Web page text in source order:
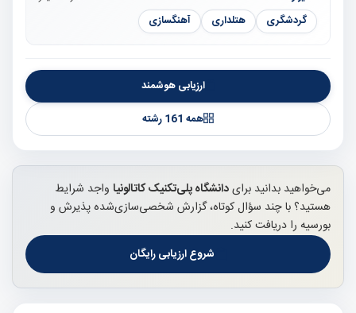
گردشگری هتلداری آهنگسازی
ارزیابی هوشمند
همه 161 رشته
می‌خواهید بدانید برایدانشگاه پلی‌تکنیک کاتالونیا واجد شرایط
هستید؟ با چند سؤال کوتاه، گزارش شخصی‌سازی‌شده پذیرش و
بورسیه را دریافت کنید.
شروع ارزیابی رایگان